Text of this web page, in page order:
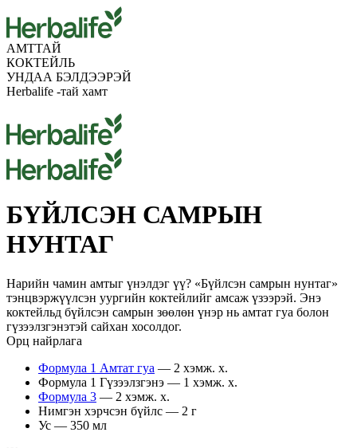
АМТТАЙ
КОКТЕЙЛЬ
УНДАА БЭЛДЭЭРЭЙ
Herbalife -тай хамт
БҮЙЛСЭН САМРЫН
НУНТАГ
Нарийн чамин амтыг үнэлдэг үү? «Бүйлсэн самрын нунтаг»
тэнцвэржүүлсэн уургийн коктейлийг амсаж үзээрэй. Энэ
коктейльд бүйлсэн самрын зөөлөн үнэр нь амтат гуа болон
гүзээлзгэнэтэй сайхан хосолдог.
Орц найрлага
Формула 1 Амтат гуа — 2 хэмж. х.
Формула 1 Гүзээлзгэнэ — 1 хэмж. х.
Формула 3 — 2 хэмж. х.
Нимгэн хэрчсэн бүйлс — 2 г
Ус — 350 мл